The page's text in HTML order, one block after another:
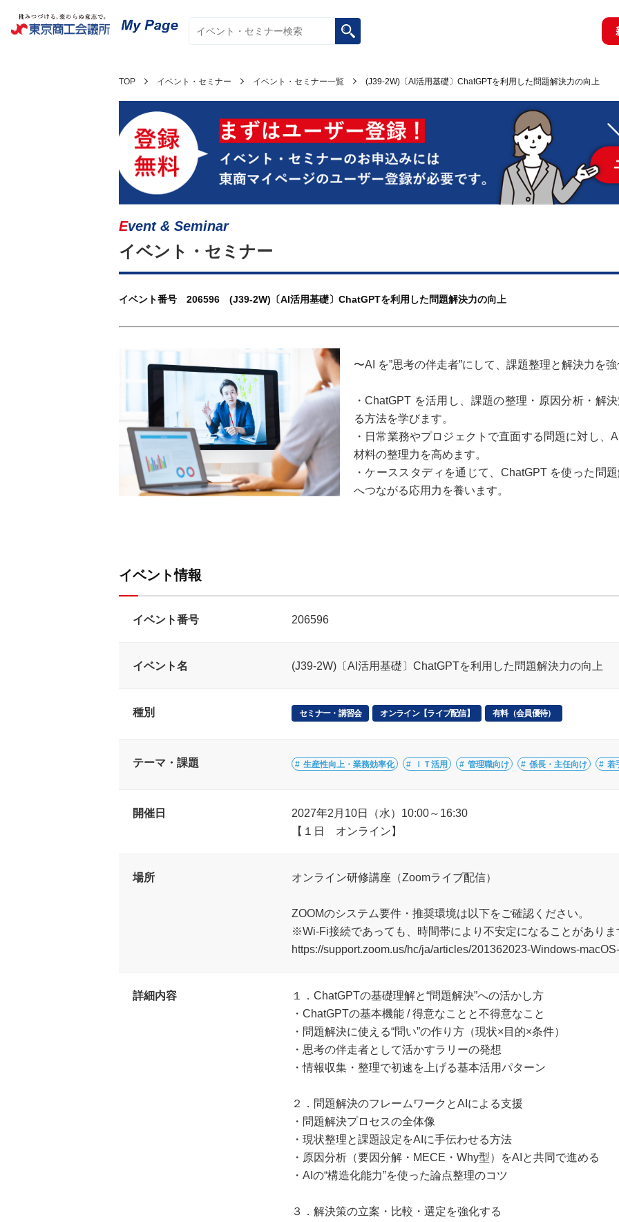
TOP イベント・セミナー イベント・セミナー一覧 (J39-2W)〔AI活用基礎〕ChatGPTを利用した問題解決力の向上
Event & Seminar
イベント・セミナー
イベント番号 206596 (J39-2W)〔AI活用基礎〕ChatGPTを利用した問題解決力の向上
〜AI を”思考の伴走者”にして、課題整理と解決力を
・ChatGPT を活用し、課題の整理・原因分析・解
る方法を学びます。
・日常業務やプロジェクトで直面する問題に対し、
材料の整理力を高めます。
・ケーススタディを通じて、ChatGPT を使った問
へつながる応用力を養います。
イベント情報
イベント番号 206596
イベント名 (J39-2W)〔AI活用基礎〕ChatGPTを利用した問題解決力の向上
種別 セミナー・講習会 オンライン【ライブ配信】 有料（会員優待）
テーマ・課題 生産性向上・業務効率化 ＩＴ活用 管理職向け 係長・主任向け 若
開催日
2027年2月10日（水）10:00～16:30
【１日 オンライン】
場所 オンライン研修講座（Zoomライブ配信）
ZOOMのシステム要件・推奨環境は以下をご確認ください。
※Wi-Fi接続であっても、時間帯により不安定になることがありま
https://support.zoom.us/hc/ja/articles/201362023-Windows-
詳細内容
１．ChatGPTの基礎理解と“問題解決”への活かし方
・ChatGPTの基本機能 / 得意なことと不得意なこと
・問題解決に使える“問い”の作り方（現状×目的×条件）
・思考の伴走者として活かすラリーの発想
・情報収集・整理で初速を上げる基本活用パターン
２．問題解決のフレームワークとAIによる支援
・問題解決プロセスの全体像
・現状整理と課題設定をAIに手伝わせる方法
・原因分析（要因分解・MECE・Why型）をAIと共同で進める
・AIの“構造化能力”を使った論点整理のコツ
３．解決策の立案・比較・選定を強化する